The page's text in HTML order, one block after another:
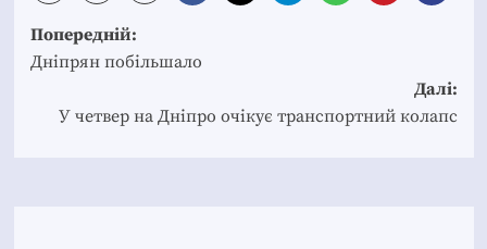
Post
navigation
Попередній:
Дніпрян побільшало
Далі:
У четвер на Дніпро очікує транспортний колапс